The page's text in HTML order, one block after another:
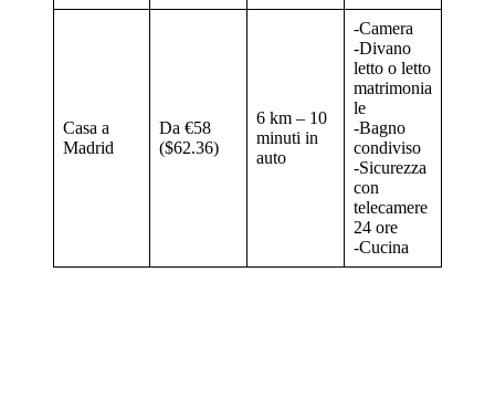
Casa a
Madrid
Da €58
($62.36)
6 km – 10
minuti in
auto
-Camera
-Divano
letto o letto
matrimonia
le
-Bagno
condiviso
-Sicurezza
con
telecamere
24 ore
-Cucina